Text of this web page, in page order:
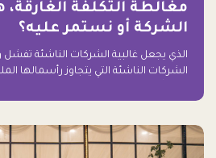
مغالطة التكلفة
الشركة أو نستمر عليه؟
الذي يجعل غالبية الشركات الناشئة
الشركات الناشئة التي يتجاوز رأسمالها